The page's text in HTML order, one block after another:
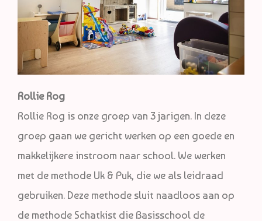
Rollie Rog
Rollie Rog is onze groep van 3 jarigen. In deze
groep gaan we gericht werken op een goede en
makkelijkere instroom naar school. We werken
met de methode Uk & Puk, die we als leidraad
gebruiken. Deze methode sluit naadloos aan op
de methode Schatkist die Basisschool de